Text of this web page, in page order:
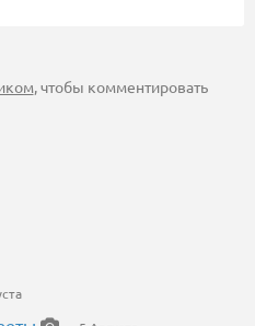
, чтобы комментировать